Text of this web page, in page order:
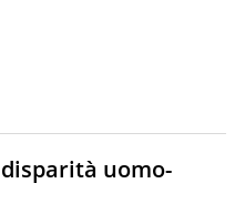
uomo-